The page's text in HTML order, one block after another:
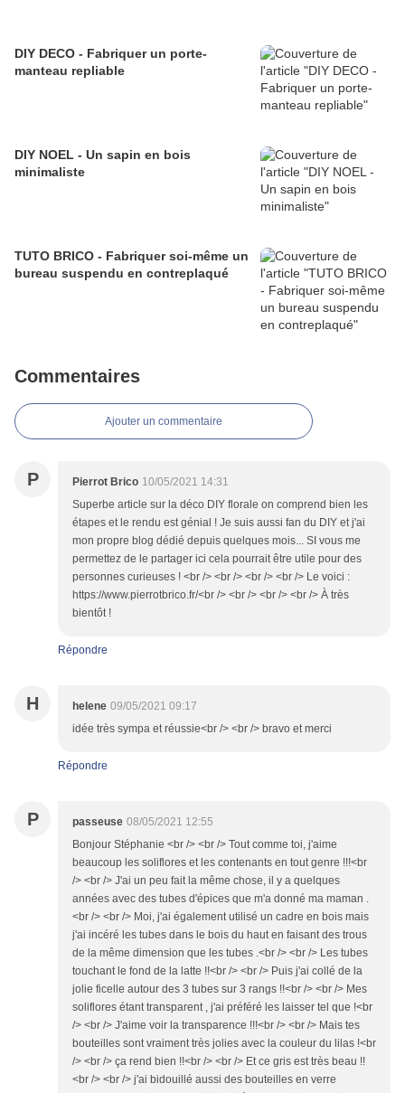
DIY DECO - Fabriquer un porte-
manteau repliable
DIY NOEL - Un sapin en bois
minimaliste
TUTO BRICO - Fabriquer soi-même un
bureau suspendu en contreplaqué
Commentaires
Ajouter un commentaire
P Pierrot Brico 10/05/2021 14:31
Superbe article sur la déco DIY florale on comprend bien les
étapes et le rendu est génial ! Je suis aussi fan du DIY et j'ai
mon propre blog dédié depuis quelques mois... SI vous me
permettez de le partager ici cela pourrait être utile pour des
personnes curieuses ! <br /> <br /> <br /> <br /> Le voici :
https://www.pierrotbrico.fr/<br /> <br /> <br /> <br /> À très
bientôt !
Répondre
H helene 09/05/2021 09:17
idée très sympa et réussie<br /> <br /> bravo et merci
Répondre
P passeuse 08/05/2021 12:55
Bonjour Stéphanie <br /> <br /> Tout comme toi, j'aime
beaucoup les soliflores et les contenants en tout genre !!!<br
/> <br /> J'ai un peu fait la même chose, il y a quelques
années avec des tubes d'épices que m'a donné ma maman .
<br /> <br /> Moi, j'ai également utilisé un cadre en bois mais
j'ai incéré les tubes dans le bois du haut en faisant des trous
de la même dimension que les tubes .<br /> <br /> Les tubes
touchant le fond de la latte !!<br /> <br /> Puis j'ai collé de la
jolie ficelle autour des 3 tubes sur 3 rangs !!<br /> <br /> Mes
soliflores étant transparent , j'ai préféré les laisser tel que !<br
/> <br /> J'aime voir la transparence !!!<br /> <br /> Mais tes
bouteilles sont vraiment très jolies avec la couleur du lilas !<br
/> <br /> ça rend bien !!<br /> <br /> Et ce gris est très beau !!
<br /> <br /> j'ai bidouillé aussi des bouteilles en verre